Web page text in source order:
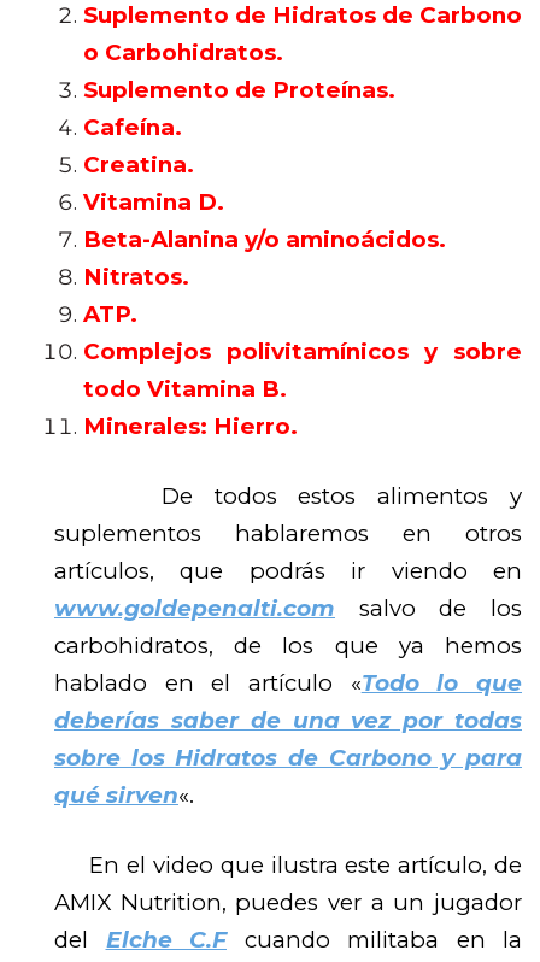
Suplemento de Hidratos de Carbono
o Carbohidratos.
Suplemento de Proteínas.
Cafeína.
Creatina.
Vitamina D.
Beta-Alanina y/o aminoácidos.
Nitratos.
ATP.
Complejos polivitamínicos y sobre
todo Vitamina B.
Minerales: Hierro.
De todos estos alimentos y
suplementos hablaremos en otros
artículos, que podrás ir viendo en
www.goldepenalti.com salvo de los
carbohidratos, de los que ya hemos
hablado en el artículo «Todo lo que
deberías saber de una vez por todas
sobre los Hidratos de Carbono y para
qué sirven«.
En el video que ilustra este artículo, de
AMIX Nutrition, puedes ver a un jugador
del Elche C.Fcuando militaba en la